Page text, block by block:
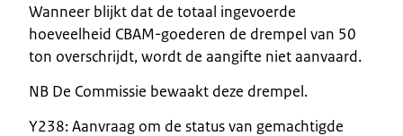
Wanneer blijkt dat de totaal ingevoerde
hoeveelheid CBAM-goederen de drempel van 50
ton overschrijdt, wordt de aangifte niet aanvaard.
NB De Commissie bewaakt deze drempel.
Y238: Aanvraag om de status van gemachtigde